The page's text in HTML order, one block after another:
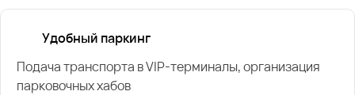
Удобный паркинг
Подача транспорта в VIP-терминалы, организация
парковочных хабов